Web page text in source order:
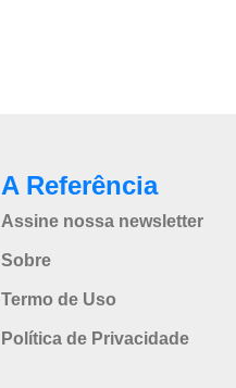
A Referência
Assine nossa newsletter
Sobre
Termo de Uso
Política de Privacidade